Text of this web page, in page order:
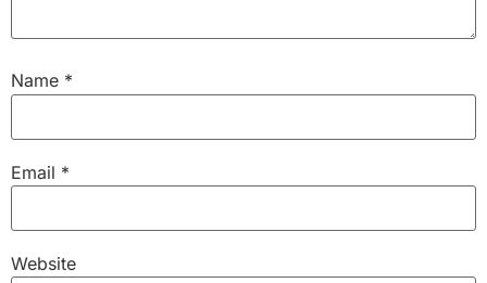
Name *
Email *
Website